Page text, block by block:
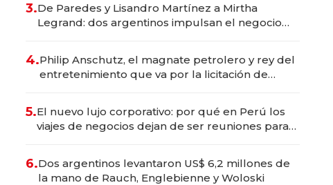
3.De Paredes y Lisandro Martínez a Mirtha
Legrand: dos argentinos impulsan el negocio
4.Philip Anschutz, el magnate petrolero y rey del
entretenimiento que va por la licitación de
5.El nuevo lujo corporativo: por qué en Perú los
viajes de negocios dejan de ser reuniones para
6.Dos argentinos levantaron US$ 6,2 millones de
la mano de Rauch, Englebienne y Woloski